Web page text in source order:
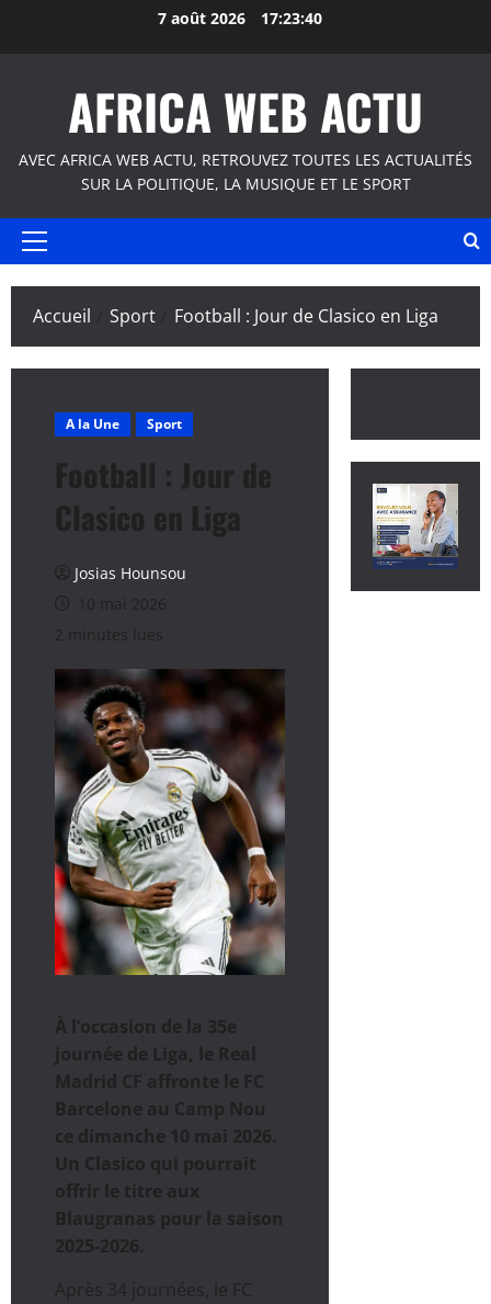
7 août 2026 17:23:40
AFRICA WEB ACTU
AVEC AFRICA WEB ACTU, RETROUVEZ TOUTES LES ACTUALITÉS
SUR LA POLITIQUE, LA MUSIQUE ET LE SPORT
Menu
Accueil Sport Football : Jour de Clasico en Liga
A la Une Sport
Football : Jour de
Clasico en Liga
Josias Hounsou
10 mai 2026
2 minutes lues
À l’occasion de la 35e
journée de Liga, le Real
Madrid CF affronte le FC
Barcelone au Camp Nou
ce dimanche 10 mai 2026.
Un Clasico qui pourrait
offrir le titre aux
Blaugranas pour la saison
2025-2026.
Après 34 journées, le FC